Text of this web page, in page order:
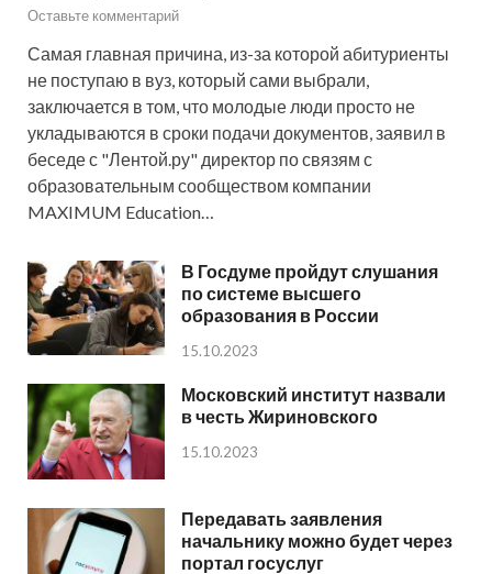
Оставьте комментарий
Самая главная причина, из-за которой абитуриенты
не поступаю в вуз, который сами выбрали,
заключается в том, что молодые люди просто не
укладываются в сроки подачи документов, заявил в
беседе с "Лентой.ру" директор по связям с
образовательным сообществом компании
MAXIMUM Education…
В Госдуме пройдут слушания
по системе высшего
образования в России
15.10.2023
Московский институт назвали
в честь Жириновского
15.10.2023
Передавать заявления
начальнику можно будет через
портал госуслуг